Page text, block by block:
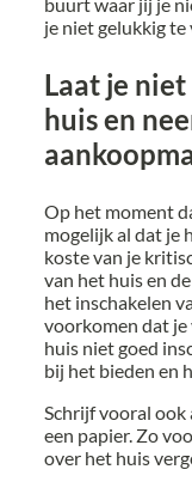
je niet gelukkig te
Laat je
huis en
Op het moment
mogelijk al dat je
koste van je
van het huis en
het inschakelen
voorkomen dat je
huis niet goed
bij het bieden en
Schrijf vooral ook
een papier. Zo
over het huis